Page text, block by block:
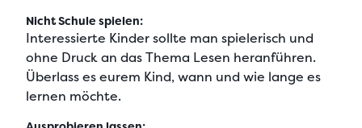
Nicht Schule spielen:
Interessierte Kinder sollte man spielerisch und
ohne Druck an das Thema Lesen heranführen.
Überlass es eurem Kind, wann und wie lange es
lernen möchte.